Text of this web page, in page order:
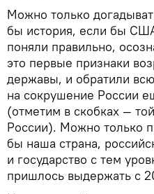
Можно только
бы история, если бы
поняли правильно,
это первые признаки
державы, и обратили
на сокрушение России
(отметим в скобках —
России). Можно только
бы наша страна,
и государство с тем
пришлось выдержать с